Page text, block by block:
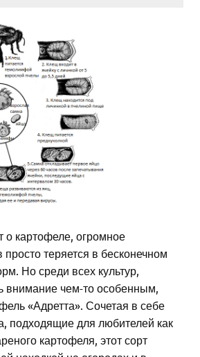
о картофеле, огромное
просто теряется в бесконечном
Но среди всех культур,
внимание чем-то особенным,
«Адретта». Сочетая в себе
подходящие для любителей как
картофеля, этот сорт